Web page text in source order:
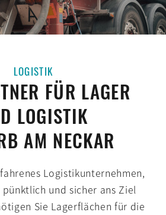
LOGISTIK
FÜR LAGER
LOGISTIK
AM NECKAR
Logistik­unternehmen,
pünktlich und sicher ans Ziel
Sie Lager­flächen für die